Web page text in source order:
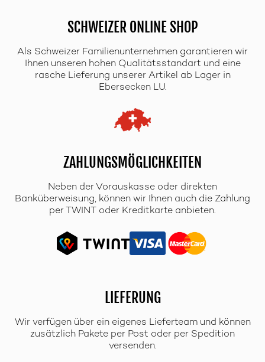
SCHWEIZER ONLINE SHOP
Als Schweizer Familienunternehmen garantieren wir
Ihnen unseren hohen Qualitätsstandart und eine
rasche Lieferung unserer Artikel ab Lager in
Ebersecken LU.
ZAHLUNGSMÖGLICHKEITEN
Neben der Vorauskasse oder direkten
Banküberweisung, können wir Ihnen auch die Zahlung
per TWINT oder Kreditkarte anbieten.
LIEFERUNG
Wir verfügen über ein eigenes Lieferteam und können
zusätzlich Pakete per Post oder per Spedition
versenden.